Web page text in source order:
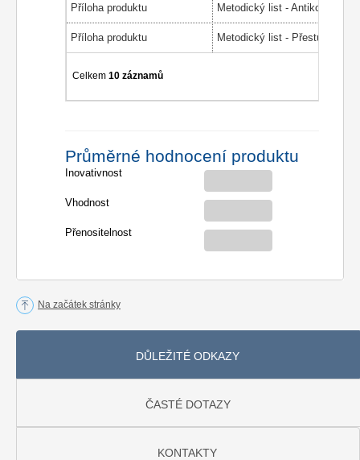
Příloha produktu Metodický list - Antikoncepce
Příloha produktu
Celkem10 záznamů
Průměrné hodnocení produktu
Inovativnost
Vhodnost
Přenositelnost
Na začátek stránky
DŮLEŽITÉ ODKAZY
ČASTÉ DOTAZY
KONTAKTY